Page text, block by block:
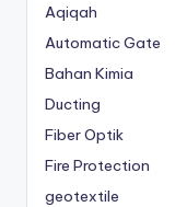
Aqiqah
Automatic Gate
Bahan Kimia
Ducting
Fiber Optik
Fire Protection
geotextile